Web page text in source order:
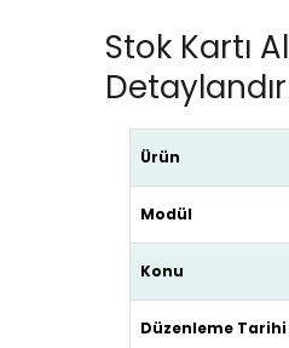
Stok Kartı
Ürün
Modül
Konu
Düzenleme Tarihi